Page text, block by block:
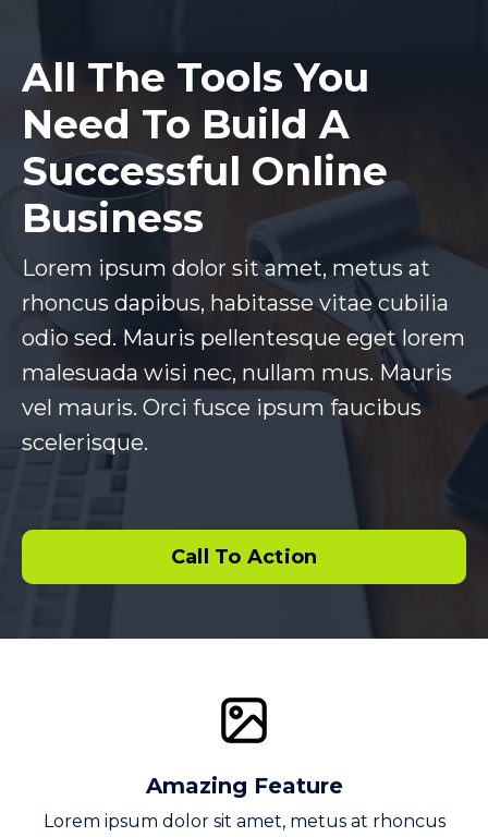
All The Tools You
Need To Build A
Successful Online
Business
Lorem ipsum dolor sit amet, metus at
rhoncus dapibus, habitasse vitae cubilia
odio sed. Mauris pellentesque eget lorem
malesuada wisi nec, nullam mus. Mauris
vel mauris. Orci fusce ipsum faucibus
scelerisque.
Call To Action
Amazing Feature
Lorem ipsum dolor sit amet, metus at rhoncus